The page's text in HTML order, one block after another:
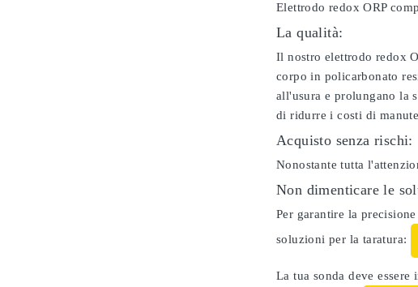
Elettrodo redox ORP
La qualità:
Il nostro elettrodo redox
corpo in policarbonato
all'usura e prolungano la
di ridurre i costi di
Acquisto senza rischi:
Nonostante tutta
Non dimenticare le
Per garantire la
soluzioni per la taratura:
La tua sonda deve